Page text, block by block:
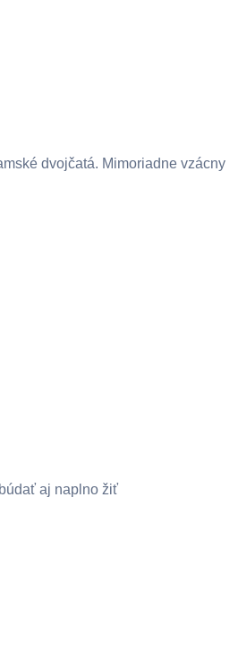
dvojčatá. Mimoriadne vzácny
aj naplno žiť